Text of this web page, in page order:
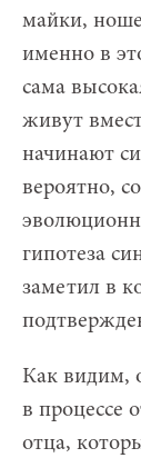
майки,
именно в
сама
живут
начинают
вероятно,
гипотеза
заметил в
Как видим,
в процессе
отца,